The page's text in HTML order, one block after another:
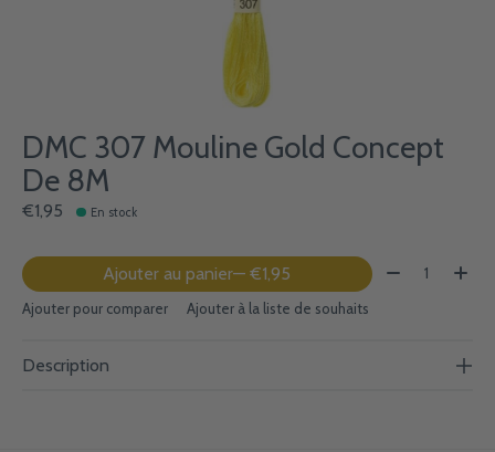
DMC 307 Mouline Gold Concept
De 8M
€1,95 En stock
Ajouter au panier — €1,95 Quantité:
Ajouter pour comparer Ajouter à la liste de souhaits
Description